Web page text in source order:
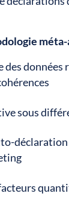
données
sous
déclaration